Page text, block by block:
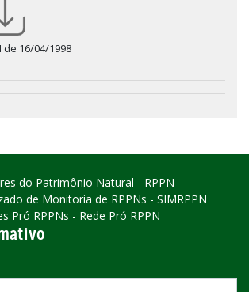
de 16/04/1998
do Patrimônio Natural - RPPN
de Monitoria de RPPNs - SIMRPPN
Pró RPPNs - Rede Pró RPPN